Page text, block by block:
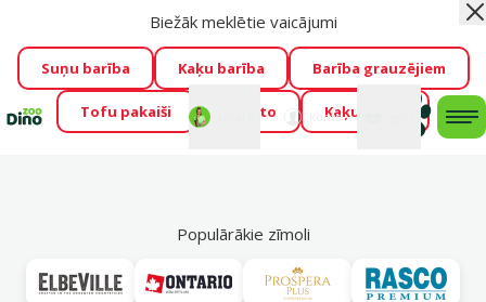
Visu mēnesi Dino Zoo piedāvā lieliskas cenas mīluļu TOP
barībām! 🍖→Skatīt piedāvājumu!
Fotokonkurss “GADA ŪSAIŅI”!
Varbūt tieši Tavs mīlulis
būs 2027. gada zvaigzne
→Piedalīties
Mans
konts
Biežāk meklētie vaicājumi
Suņu barība Kaķu barība Barība grauzējiem
Tofu pakaiši Foresto Kaķu mājas
Populārākie zīmoli